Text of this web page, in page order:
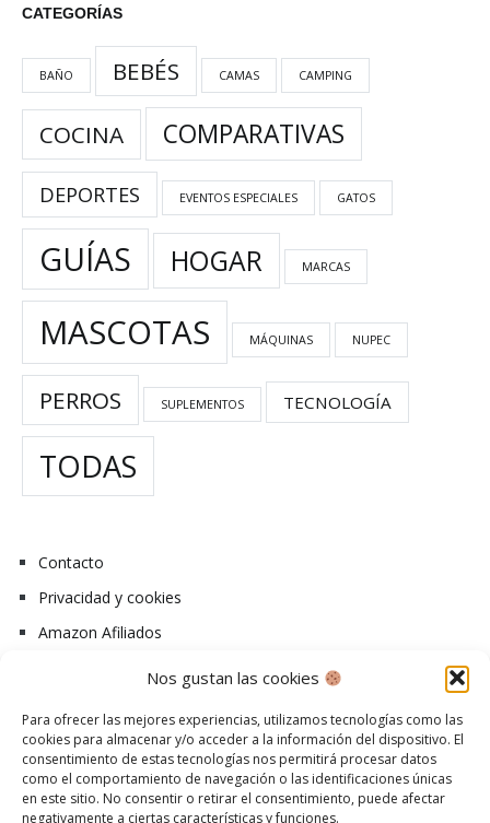
Nos gustan las cookies
Para ofrecer las mejores experiencias, utilizamos tecnologías como las
cookies para almacenar y/o acceder a la información del dispositivo. El
consentimiento de estas tecnologías nos permitirá procesar datos
como el comportamiento de navegación o las identificaciones únicas
en este sitio. No consentir o retirar el consentimiento, puede afectar
negativamente a ciertas características y funciones.
CATEGORÍAS
BAÑO BEBÉS CAMAS CAMPING
COCINA COMPARATIVAS
DEPORTES EVENTOS ESPECIALES GATOS
GUÍAS HOGAR MARCAS
MASCOTAS MÁQUINAS NUPEC
PERROS SUPLEMENTOS TECNOLOGÍA
TODAS
Contacto
Privacidad y cookies
Amazon Afiliados